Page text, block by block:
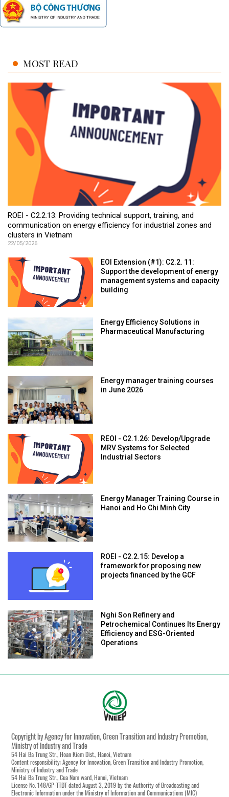
MOST READ
ROEI - C2.2.13: Providing technical support, training, and
communication on energy efficiency for industrial zones and
clusters in Vietnam
22/05/2026
EOI Extension (#1): C2.2. 11:
Support the development of energy
management systems and capacity
building
Energy Efficiency Solutions in
Pharmaceutical Manufacturing
Energy manager training courses
in June 2026
REOI - C2.1.26: Develop/Upgrade
MRV Systems for Selected
Industrial Sectors
Energy Manager Training Course in
Hanoi and Ho Chi Minh City
ROEI - C2.2.15: Develop a
framework for proposing new
projects financed by the GCF
Nghi Son Refinery and
Petrochemical Continues Its Energy
Efficiency and ESG-Oriented
Operations
Copyright by Agency for Innovation, Green Transition and Industry Promotion,
Ministry of Industry and Trade
54 Hai Ba Trung Str., Hoan Kiem Dist., Hanoi, Vietnam
Content responsibility: Agency for Innovation, Green Transition and Industry Promotion,
Ministry of Industry and Trade
54 Hai Ba Trung Str., Cua Nam ward, Hanoi, Vietnam
License No. 148/GP-TTĐT dated August 3, 2019 by the Authority of Broadcasting and
Electronic Information under the Ministry of Information and Communications (MIC)